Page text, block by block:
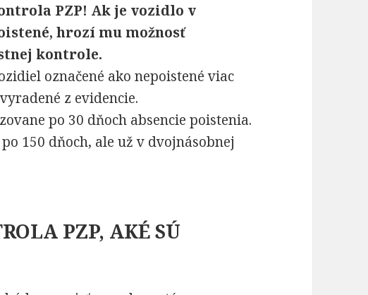
PZP! Ak je vozidlo v
hrozí mu možnosť
kontrole.
označené ako nepoistené viac
z evidencie.
po 30 dňoch absencie poistenia.
150 dňoch, ale už v dvojnásobnej
PZP, AKÉ SÚ